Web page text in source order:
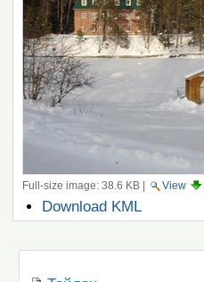
Full-size image: 38.6 KB| View
Document
Actions
Download KML